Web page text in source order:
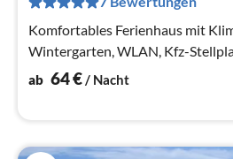
Komfortables Ferienhaus mit
Wintergarten, WLAN, Kfz-
ab 64€/ Nacht